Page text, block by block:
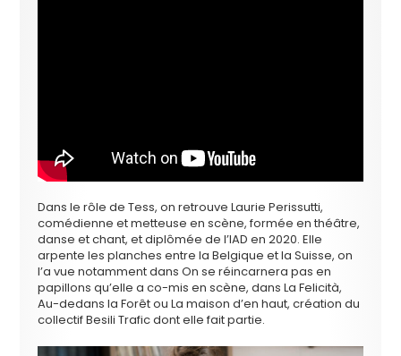
Dans le rôle de Tess, on retrouve Laurie Perissutti,
comédienne et metteuse en scène, formée en théâtre,
danse et chant, et diplômée de l’IAD en 2020. Elle
arpente les planches entre la Belgique et la Suisse, on
l’a vue notamment dans On se réincarnera pas en
papillons qu’elle a co-mis en scène, dans La Felicità,
Au-dedans la Forêt ou La maison d’en haut, création du
collectif Besili Trafic dont elle fait partie.